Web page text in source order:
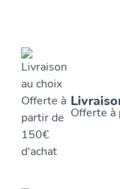
Offerte à